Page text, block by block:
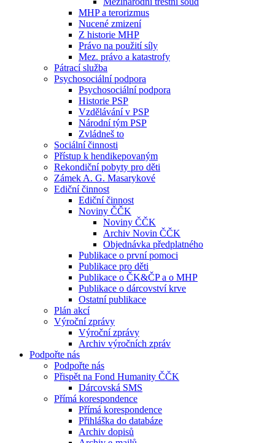
MHP a terorizmus
Nucené zmizení
Z historie MHP
Právo na použití síly
Mez. právo a katastrofy
Pátrací služba
Psychosociální podpora
Psychosociální podpora
Historie PSP
Vzdělávání v PSP
Národní tým PSP
Zvládneš to
Sociální činnosti
Přístup k hendikepovaným
Rekondiční pobyty pro děti
Zámek A. G. Masarykové
Ediční činnost
Ediční činnost
Noviny ČČK
Noviny ČČK
Archiv Novin ČČK
Objednávka předplatného
Publikace o první pomoci
Publikace pro děti
Publikace o ČK&ČP a o MHP
Publikace o dárcovství krve
Ostatní publikace
Plán akcí
Výroční zprávy
Výroční zprávy
Archiv výročních zpráv
Podpořte nás
Podpořte nás
Přispět na Fond Humanity ČČK
Dárcovská SMS
Přímá korespondence
Přímá korespondence
Přihláška do databáze
Archiv dopisů